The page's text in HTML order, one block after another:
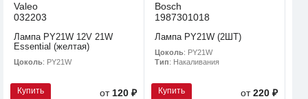
Valeo
032203
Лампа PY21W 12V 21W
Essential (желтая)
Цоколь: PY21W
Купить от 120 ₽
Bosch
1987301018
Лампа PY21W (2ШТ)
Цоколь: PY21W
Тип: Накаливания
Купить от220 ₽